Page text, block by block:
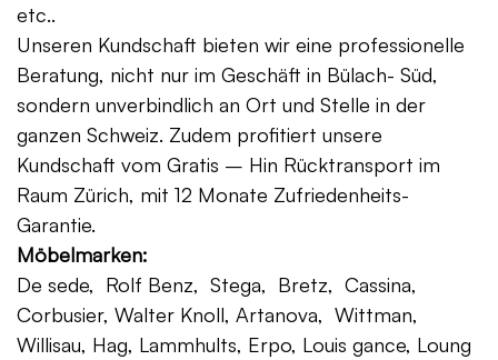
etc..
Unseren Kundschaft bieten wir eine professionelle
Beratung, nicht nur im Geschäft in Bülach- Süd,
sondern unverbindlich an Ort und Stelle in der
ganzen Schweiz. Zudem profitiert unsere
Kundschaft vom Gratis – Hin Rücktransport im
Raum Zürich, mit 12 Monate Zufriedenheits-
Garantie.
Möbelmarken:
De sede, Rolf Benz, Stega, Bretz, Cassina,
Corbusier, Walter Knoll, Artanova, Wittman,
Willisau, Hag, Lammhults, Erpo, Louis gance, Loung